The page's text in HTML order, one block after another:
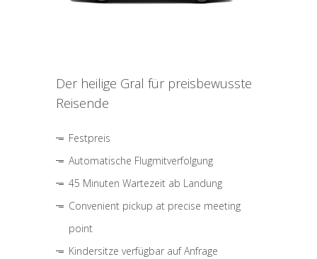
Der heilige Gral für preisbewusste
Reisende
Festpreis
Automatische Flugmitverfolgung
45 Minuten Wartezeit ab Landung
Convenient pickup at precise meeting
point
Kindersitze verfügbar auf Anfrage